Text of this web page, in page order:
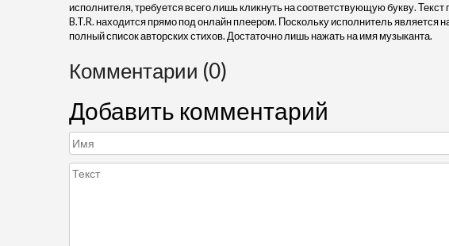
исполнителя, требуется всего лишь кликнуть на соответствующую букву.
B.T.R. находится прямо под онлайн плеером. Поскольку исполнитель является
полный список авторских стихов. Достаточно лишь нажать на имя музыканта.
Комментарии (0)
Добавить комментарий